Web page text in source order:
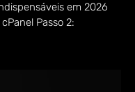
em 2026
Passo 2: